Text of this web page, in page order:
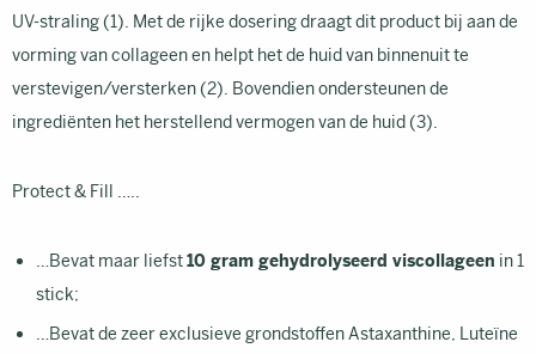
UV-straling (1). Met de rijke dosering draagt dit product bij aan de
vorming van collageen en helpt het de huid van binnenuit te
verstevigen/versterken (2). Bovendien ondersteunen de
ingrediënten het herstellend vermogen van de huid (3).
Protect & Fill …..
…Bevat maar liefst10 gram gehydrolyseerd viscollageen in 1
stick;
…Bevat de zeer exclusieve grondstoffen Astaxanthine, Luteïne